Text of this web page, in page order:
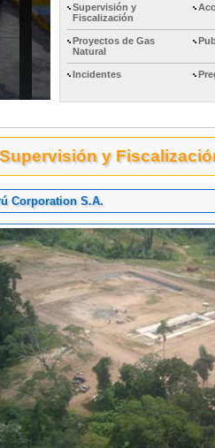
Supervisión y
Fiscalización
Proyectos de Gas
Natural
Incidentes